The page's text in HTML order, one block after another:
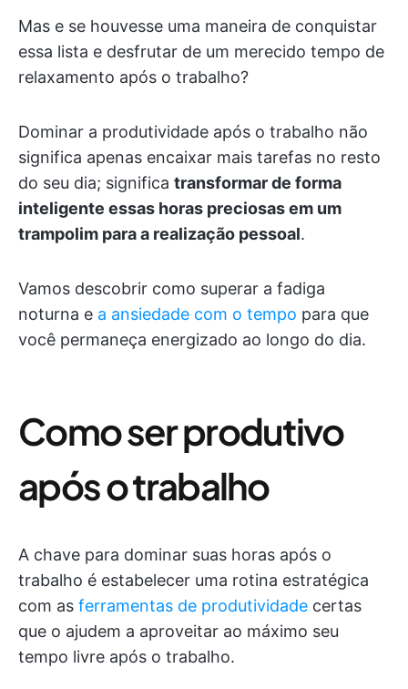
Mas e se houvesse uma maneira de conquistar
essa lista e desfrutar de um merecido tempo de
relaxamento após o trabalho?
Dominar a produtividade após o trabalho não
significa apenas encaixar mais tarefas no resto
do seu dia; significa transformar de forma
inteligente essas horas preciosas em um
trampolim para a realização pessoal.
Vamos descobrir como superar a fadiga
noturna e a ansiedade com o tempo para que
você permaneça energizado ao longo do dia.
Como ser produtivo
após o trabalho
A chave para dominar suas horas após o
trabalho é estabelecer uma rotina estratégica
com as ferramentas de produtividade certas
que o ajudem a aproveitar ao máximo seu
tempo livre após o trabalho.